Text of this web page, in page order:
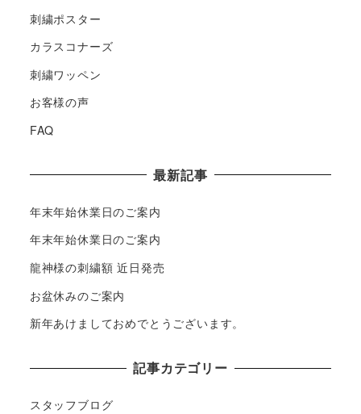
刺繍ポスター
カラスコナーズ
刺繍ワッペン
お客様の声
FAQ
最新記事
年末年始休業日のご案内
年末年始休業日のご案内
龍神様の刺繍額 近日発売
お盆休みのご案内
新年あけましておめでとうございます。
記事カテゴリー
スタッフブログ